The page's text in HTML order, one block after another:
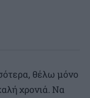
θέλω μόνο
χρονιά. Να